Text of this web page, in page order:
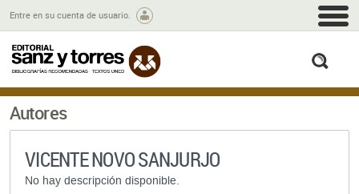
Entre en su cuenta de usuario.
Autores
VICENTE NOVO SANJURJO
No hay descripción disponible.